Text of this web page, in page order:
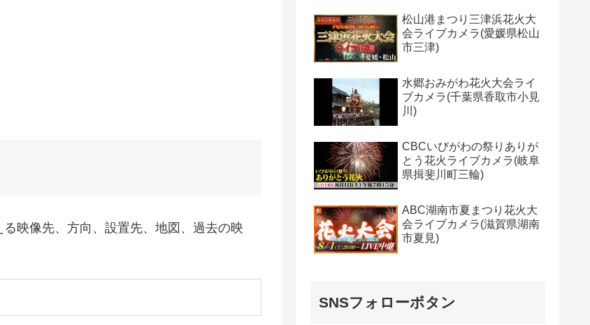
映像先、方向、設置先、地図、過去の映
松山港まつり三津浜花火大
会ライブカメラ(愛媛県松山
市三津)
水郷おみがわ花火大会ライ
ブカメラ(千葉県香取市小見
川)
CBCいびがわの祭りありが
とう花火ライブカメラ(岐阜
県揖斐川町三輪)
ABC湖南市夏まつり花火大
会ライブカメラ(滋賀県湖南
市夏見)
SNSフォローボタン